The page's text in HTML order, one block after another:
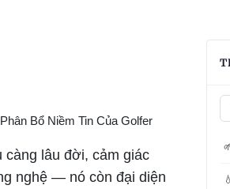
càng lâu đời, cảm giác
nghệ — nó còn đại diện
💧